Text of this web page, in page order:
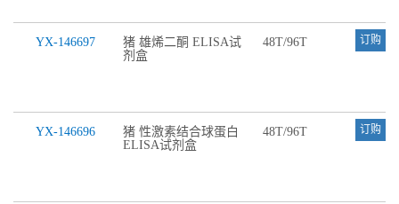
YX-146697
猪 雄烯二酮 ELISA试
剂盒
48T/96T 订购
YX-146696
猪 性激素结合球蛋白
ELISA试剂盒
48T/96T 订购